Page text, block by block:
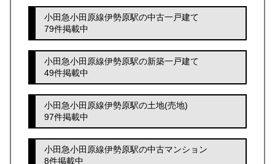
小田急小田原線伊勢原駅の中古一戸建て
79件掲載中
小田急小田原線伊勢原駅の新築一戸建て
49件掲載中
小田急小田原線伊勢原駅の土地(売地)
97件掲載中
小田急小田原線伊勢原駅の中古マンション
8件掲載中